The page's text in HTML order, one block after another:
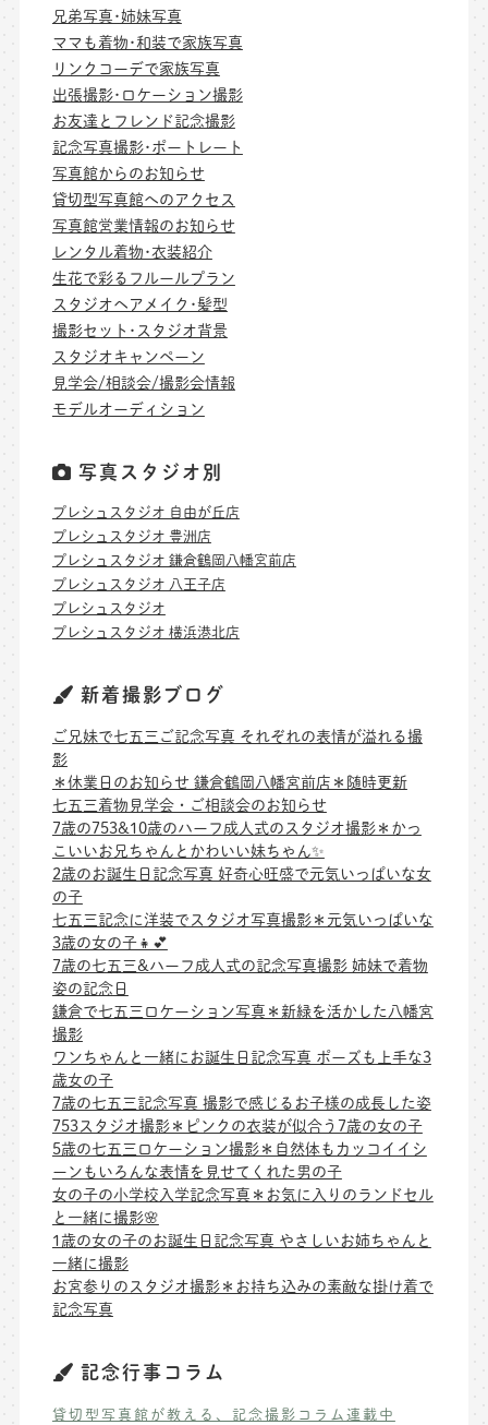
兄弟写真･姉妹写真
ママも着物･和装で家族写真
リンクコーデで家族写真
出張撮影･ロケーション撮影
お友達とフレンド記念撮影
記念写真撮影･ポートレート
写真館からのお知らせ
貸切型写真館へのアクセス
写真館営業情報のお知らせ
レンタル着物･衣装紹介
生花で彩るフルールプラン
スタジオヘアメイク･髪型
撮影セット･スタジオ背景
スタジオキャンペーン
見学会/相談会/撮影会情報
モデルオーディション
写真スタジオ別
プレシュスタジオ 自由が丘店
プレシュスタジオ 豊洲店
プレシュスタジオ 鎌倉鶴岡八幡宮前店
プレシュスタジオ 八王子店
プレシュスタジオ
プレシュスタジオ 横浜港北店
新着撮影ブログ
ご兄妹で七五三ご記念写真 それぞれの表情が溢れる撮
影
＊休業日のお知らせ 鎌倉鶴岡八幡宮前店＊随時更新
七五三着物見学会・ご相談会のお知らせ
7歳の753&10歳のハーフ成人式のスタジオ撮影＊かっ
こいいお兄ちゃんとかわいい妹ちゃん✨
2歳のお誕生日記念写真 好奇心旺盛で元気いっぱいな女
の子
七五三記念に洋装でスタジオ写真撮影＊元気いっぱいな
3歳の女の子👧💕
7歳の七五三&ハーフ成人式の記念写真撮影 姉妹で着物
姿の記念日
鎌倉で七五三ロケーション写真＊新緑を活かした八幡宮
撮影
ワンちゃんと一緒にお誕生日記念写真 ポーズも上手な3
歳女の子
7歳の七五三記念写真 撮影で感じるお子様の成長した姿
753スタジオ撮影＊ピンクの衣装が似合う7歳の女の子
5歳の七五三ロケーション撮影＊自然体もカッコイイシ
ーンもいろんな表情を見せてくれた男の子
女の子の小学校入学記念写真＊お気に入りのランドセル
と一緒に撮影🌸
1歳の女の子のお誕生日記念写真 やさしいお姉ちゃんと
一緒に撮影
お宮参りのスタジオ撮影＊お持ち込みの素敵な掛け着で
記念写真
記念行事コラム
貸切型写真館が教える、記念撮影コラム連載中